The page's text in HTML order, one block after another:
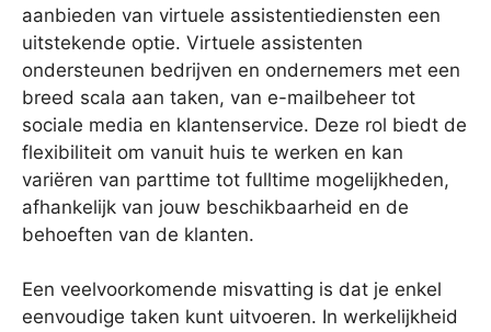
aanbieden van virtuele assistentiediensten een
uitstekende optie. Virtuele assistenten
ondersteunen bedrijven en ondernemers met een
breed scala aan taken, van e-mailbeheer tot
sociale media en klantenservice. Deze rol biedt de
flexibiliteit om vanuit huis te werken en kan
variëren van parttime tot fulltime mogelijkheden,
afhankelijk van jouw beschikbaarheid en de
behoeften van de klanten.
Een veelvoorkomende misvatting is dat je enkel
eenvoudige taken kunt uitvoeren. In werkelijkheid